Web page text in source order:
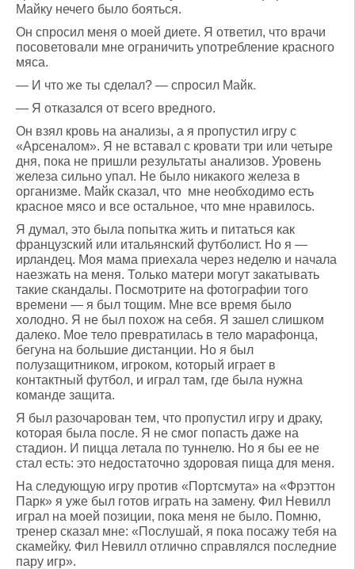
Майку нечего было бояться.
Он спросил меня о моей диете. Я ответил, что врачи
посоветовали мне ограничить употребление красного
мяса.
— И что же ты сделал? — спросил Майк.
— Я отказался от всего вредного.
Он взял кровь на анализы, а я пропустил игру с
«Арсеналом». Я не вставал с кровати три или четыре
дня, пока не пришли результаты анализов. Уровень
железа сильно упал. Не было никакого железа в
организме. Майк сказал, что мне необходимо есть
красное мясо и все остальное, что мне нравилось.
Я думал, это была попытка жить и питаться как
французский или итальянский футболист. Но я —
ирландец. Моя мама приехала через неделю и начала
наезжать на меня. Только матери могут закатывать
такие скандалы. Посмотрите на фотографии того
времени — я был тощим. Мне все время было
холодно. Я не был похож на себя. Я зашел слишком
далеко. Мое тело превратилась в тело марафонца,
бегуна на большие дистанции. Но я был
полузащитником, игроком, который играет в
контактный футбол, и играл там, где была нужна
команде защита.
Я был разочарован тем, что пропустил игру и драку,
которая была после. Я не смог попасть даже на
стадион. И пицца летала по туннелю. Но я бы ее не
стал есть: это недостаточно здоровая пища для меня.
На следующую игру против «Портсмута» на «Фрэттон
Парк» я уже был готов играть на замену. Фил Невилл
играл на моей позиции, пока меня не было. Помню,
тренер сказал мне: «Послушай, я пока посажу тебя на
скамейку. Фил Невилл отлично справлялся последние
пару игр».